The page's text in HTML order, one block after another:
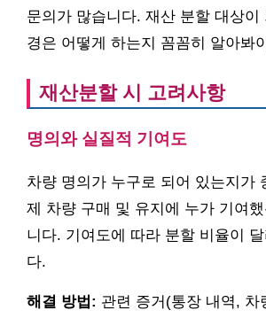
문의가 많습니다. 재산 분할 대상이
경은 어떻게 하는지 꼼꼼히 알아봐
재산분할 시 고려사항
명의와 실질적 기여도
차량 명의가 누구로 되어 있는지가
제 차량 구매 및 유지에 누가 기여
니다. 기여도에 따라 분할 비율이
다.
해결 방법: 관련 증거(통장 내역, 차